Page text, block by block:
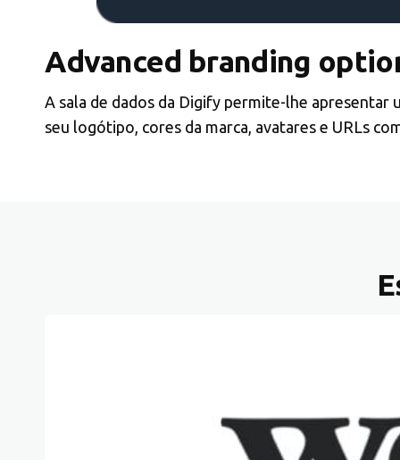
Advanced branding
A sala de dados da Digify permite-lhe apresentar
seu logótipo, cores da marca, avatares e URLs